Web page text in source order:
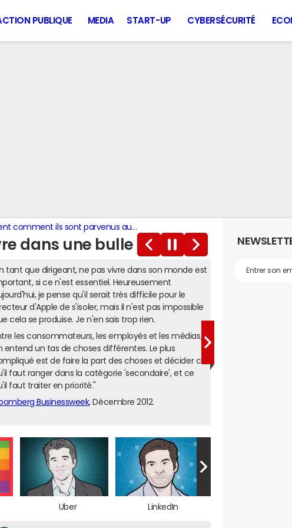
PUBLIQUE MEDIA START-UP CYBERSÉCURITÉ
dans une bulle
ils sont parvenus au sommet
tant que dirigeant, ne pas vivre dans son monde est
si ce n'est essentiel. Heureusement
je pense qu'il serait très difficile pour le
d'Apple de s'isoler, mais il n'est pas impossible
cela se produise. Je n'en sais trop rien.
les consommateurs, les employés et les médias,
entend un tas de choses différentes. Le plus
est de faire la part des choses et décider ce
faut ranger dans la catégorie 'secondaire', et ce
faut traiter en priorité."
Businessweek, Décembre 2012.
Uber LinkedIn